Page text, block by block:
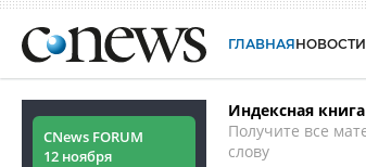
ГЛАВНАЯНОВОСТИ
CNews FORUM
12 ноября
Индексная
Получите все
слову